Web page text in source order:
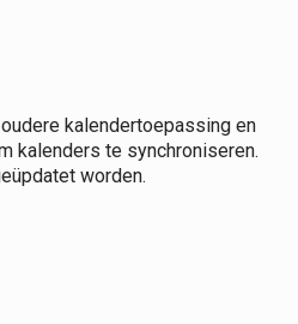
kalendertoepassing en
kalenders te synchroniseren.
worden.